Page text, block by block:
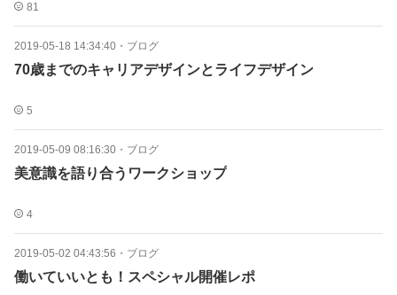
81
2019-05-18 14:34:40 ・ ブログ
70歳までのキャリアデザインとライフデザイン
5
2019-05-09 08:16:30 ・ ブログ
美意識を語り合うワークショップ
4
2019-05-02 04:43:56 ・ ブログ
働いていいとも！スペシャル開催レポ